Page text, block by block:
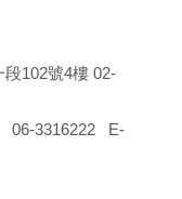
102號4樓 02-
06-3316222 E-